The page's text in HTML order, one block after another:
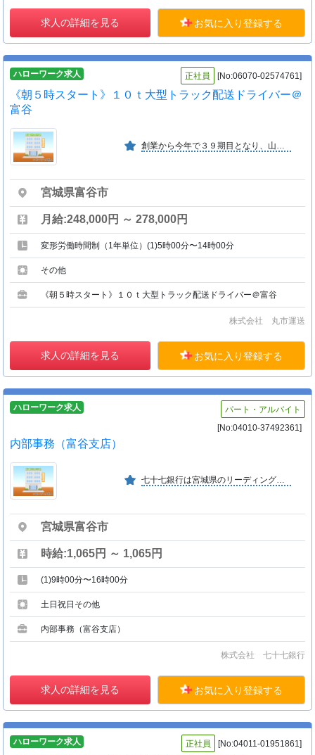
求人の詳細を見る お気に入り登録する
ハローワーク求人 正社員 [No:06070-02574761]
《朝５時スタート》１０ｔ大型トラック配送ドライバー＠
富谷
創業から今年で３９期目となり、山形県内トップクラスの物流企業 として走り続けてまいりました！全社員が安心して働きやすい環境 であり続けられるように、日々邁進しております！
宮城県富谷市
月給:248,000円 ～ 278,000円
変形労働時間制（1年単位）(1)5時00分〜14時00分
その他
《朝５時スタート》１０ｔ大型トラック配送ドライバー＠富谷
株式会社 丸市運送
求人の詳細を見る お気に入り登録する
ハローワーク求人
パート・アルバイト
[No:04010-37492361]
内部事務（富谷支店）
七十七銀行は宮城県のリーディングバンクとして、１８７８年（明治１１年）の創業以来永きにわたり地域の皆さまと共に歩んでいます。
宮城県富谷市
時給:1,065円 ～ 1,065円
(1)9時00分〜16時00分
土日祝日その他
内部事務（富谷支店）
株式会社 七十七銀行
求人の詳細を見る お気に入り登録する
ハローワーク求人 正社員 [No:04011-01951861]